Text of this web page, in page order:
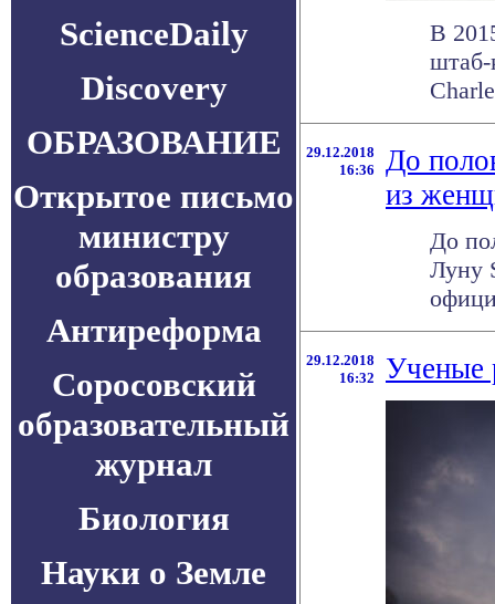
ScienceDaily
Discovery
ОБРАЗОВАНИЕ
Открытое письмо
министру
образования
Антиреформа
Соросовский
образовательный
журнал
Биология
Науки о Земле
В
штаб-
29.12.2018
16:36
До
из
До
Луну
29.12.2018
16:32
Ученые